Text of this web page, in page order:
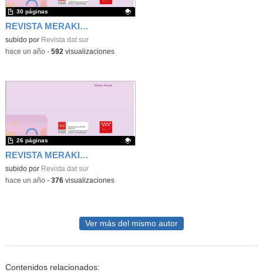
REVISTA MERAKI Nº 8
Contenido educativo.
subido por Revista dat sur
30 páginas
-hace un año- 592 visualizaciones
REVISTA MERAKI Nº 7
Contenido educativo.
subido por Revista dat sur
26 páginas
-hace un año- 376visualizaciones
Ver más del mismo autor
Contenidos relacionados: